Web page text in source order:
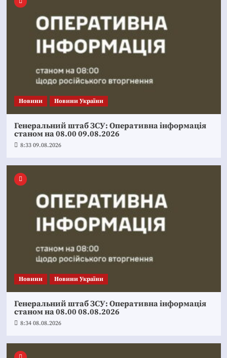
Новини Новини України
Генеральний штаб ЗСУ: Оперативна інформація
станом на 08.00 09.08.2026
8:33 09.08.2026
Новини Новини України
Генеральний штаб ЗСУ: Оперативна інформація
станом на 08.00 08.08.2026
8:34 08.08.2026